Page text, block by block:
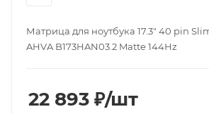
Матрица для ноутбука 17.3" 40 pin
AHVA B173HAN03.2 Matte 144Hz
22 893 ₽/шт